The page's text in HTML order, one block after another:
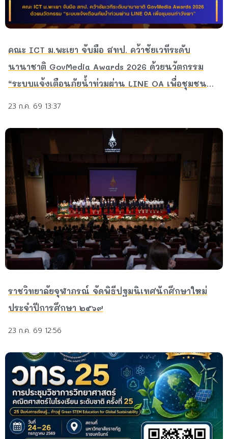
คณะ ICT ม.พะเยา จับมือ สทป. คว้าชัยเวทีระดับ
นานาชาติ GovMedia Awards 2026 ด้วยนวัตกรรม
“ระบบแจ้งเตือนภัยน้ำท่วมผ่าน LINE OA เพื่อชุมชน
23 ก.ค. 69 13:37
ราชวิทยาลัยจุฬาภรณ์ จัดพิธีปฐมนิเทศนักศึกษาใหม่
ประจำปีการศึกษา ๒๕๖๙
23 ก.ค. 69 12:56